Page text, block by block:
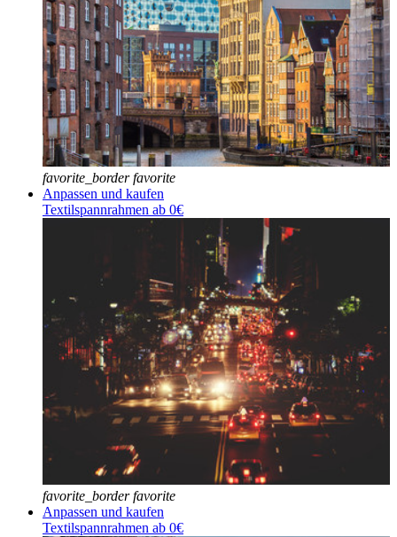
favorite_border favorite
Anpassen und kaufen
Textilspannrahmen ab 0€
favorite_border favorite
Anpassen und kaufen
Textilspannrahmen ab 0€